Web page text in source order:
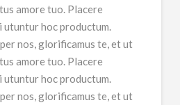
amore tuo. Placere
utuntur hoc productum.
nos, glorificamus te, et ut
amore tuo. Placere
utuntur hoc productum.
nos, glorificamus te, et ut